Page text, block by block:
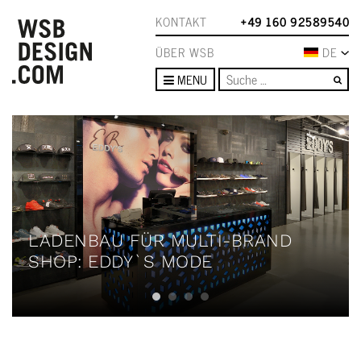
KONTAKT
+49 160 92589540
ÜBER WSB
DE
MENU
LADENBAU FÜR MULTI-BRAND
SHOP: EDDY`S MODE